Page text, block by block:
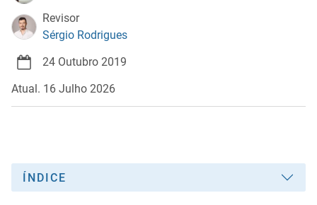
Revisor
Sérgio Rodrigues
24 Outubro 2019
Atual. 16 Julho 2026
ÍNDICE